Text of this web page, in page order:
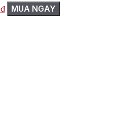
₫Giá
hiện
MUA NGAY